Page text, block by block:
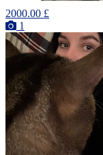
2000.00 £
1